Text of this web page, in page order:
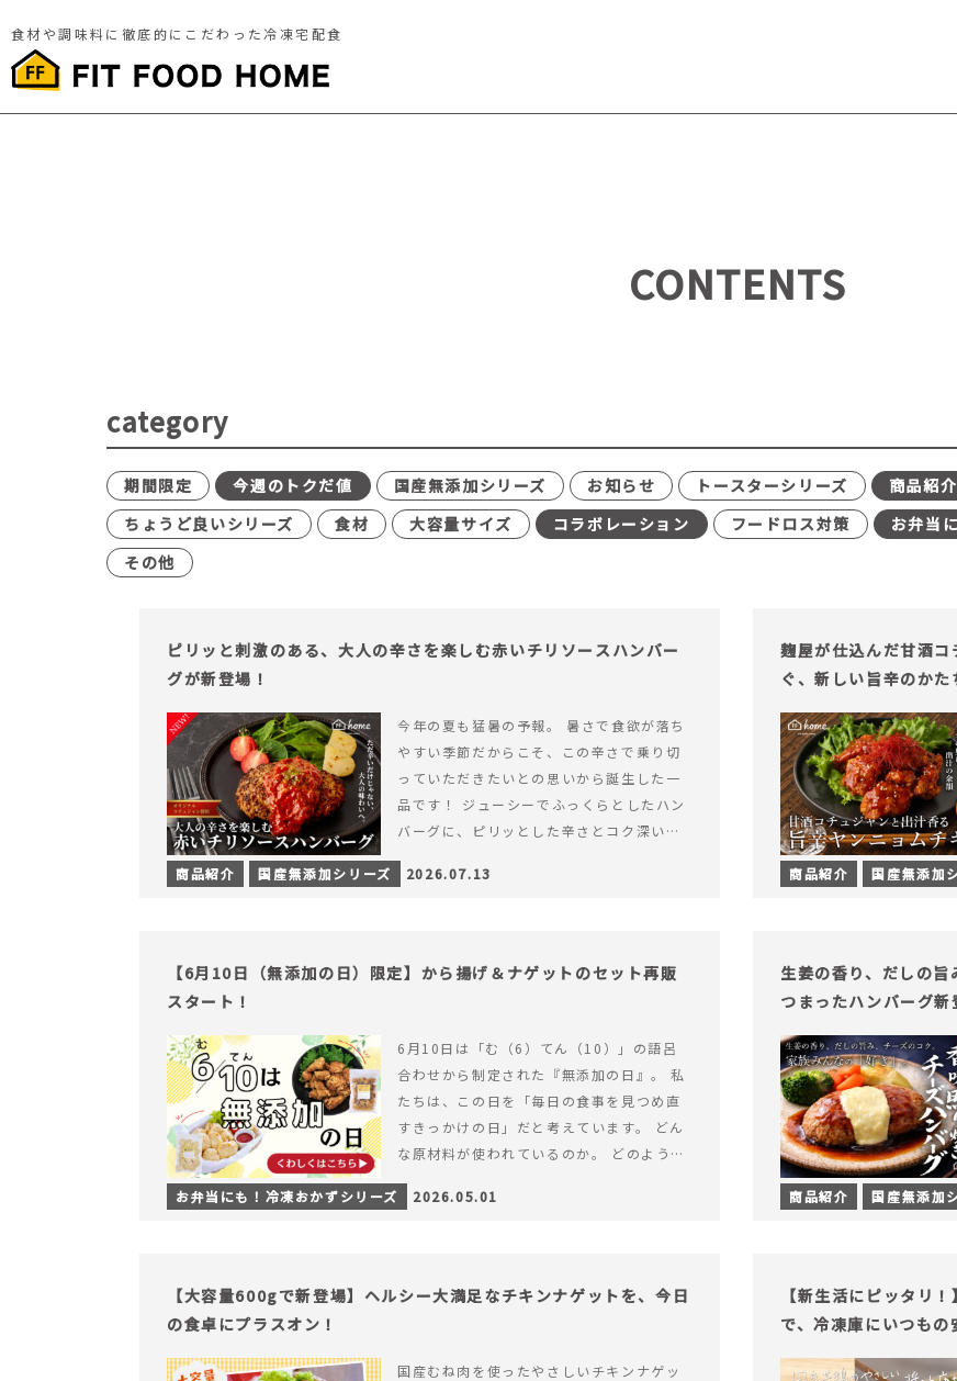
食材や調味料に徹底的にこだわった冷凍宅配食
CONTENTS
category
期間限定 今週のトクだ値 国産無添加シリーズ お知らせ トースターシリーズ 商品紹介
ちょうど良いシリーズ
食材 大容量サイズ コラボレーション フードロス対策 お弁当
その他
ピリッと刺激のある、大人の辛さを楽しむ赤いチリソースハンバー
グが新登場！
今年の夏も猛暑の予報。 暑さで食欲が落ち
やすい季節だからこそ、この辛さで乗り切
っていただきたいとの思いから誕生した一
品です！ ジューシーでふっくらとしたハン
バーグに、ピリッとした辛さとコク深い旨
みが楽しめる特製チリソース&hellip; 続き
を読む ピリッと刺激のある、大人の辛さを
商品紹介 国産無添加シリーズ 2026.07.13
麹屋が仕込んだ甘酒
ぐ、新しい旨辛のかた
商品紹介 国産無添加
【6月10日（無添加の日）限定】から揚げ＆ナゲットのセット再販
スタート！
6月10日は「む（6）てん（10）」の語呂
合わせから制定された『無添加の日』。 私
たちは、この日を「毎日の食事を見つめ直
すきっかけの日」だと考えています。 どん
な原材料が使われているのか。 どのように
つくられているのか。&hellip; 続きを読む
【6月10日（無添加の日）限定】から揚げ
お弁当にも！冷凍おかずシリーズ 2026.05.01
生姜の香り、だしの
つまったハンバーグ新
商品紹介 国産無添加
【大容量600gで新登場】ヘルシー大満足なチキンナゲットを、今日
の食卓にプラスオン！
国産むね肉を使ったやさしいチキンナゲッ
【新生活にピッタリ
で、冷凍庫にいつもの